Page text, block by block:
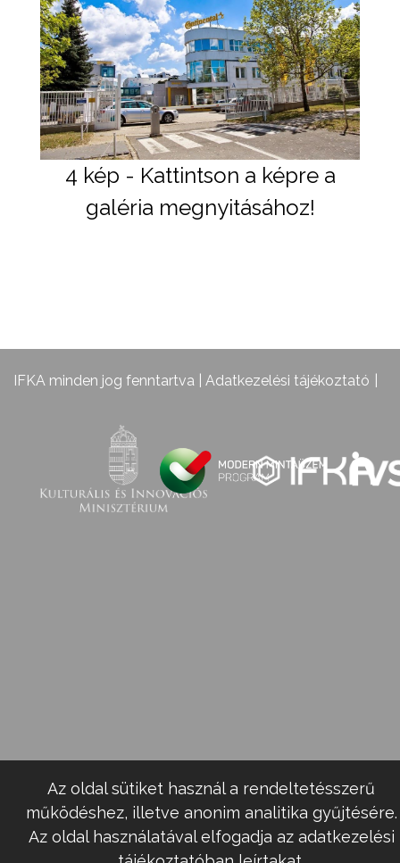
4 kép - Kattintson a képre a
galéria megnyitásához!
IFKA minden jog fenntartva | Adatkezelési tájékoztató
Az oldal sütiket használ a rendeltetésszerű
működéshez, illetve anonim analitika gyűjtésére.
Az oldal használatával elfogadja az adatkezelési